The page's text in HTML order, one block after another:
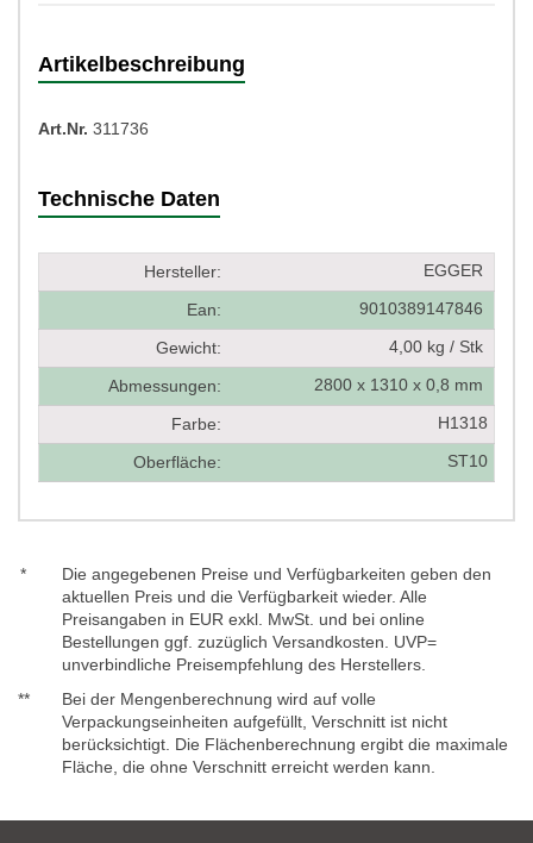
Artikelbeschreibung
Art.Nr. 311736
Technische Daten
Hersteller: EGGER
Ean: 9010389147846
Gewicht: 4,00 kg / Stk
Abmessungen: 2800 x 1310 x 0,8 mm
Farbe: H1318
Oberfläche: ST10
*
Die angegebenen Preise und Verfügbarkeiten geben den
aktuellen Preis und die Verfügbarkeit wieder. Alle
Preisangaben in EUR exkl. MwSt. und bei online
Bestellungen ggf. zuzüglich Versandkosten. UVP=
unverbindliche Preisempfehlung des Herstellers.
**
Bei der Mengenberechnung wird auf volle
Verpackungseinheiten aufgefüllt, Verschnitt ist nicht
berücksichtigt. Die Flächenberechnung ergibt die maximale
Fläche, die ohne Verschnitt erreicht werden kann.